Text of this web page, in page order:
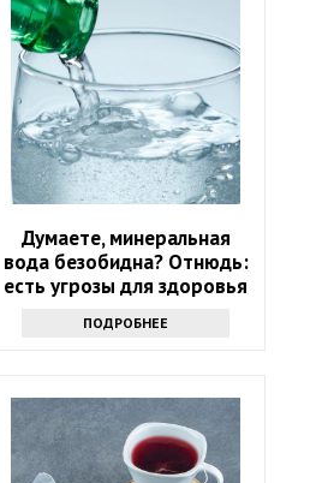
Думаете, минеральная
вода безобидна? Отнюдь:
есть угрозы для здоровья
ПОДРОБНЕЕ